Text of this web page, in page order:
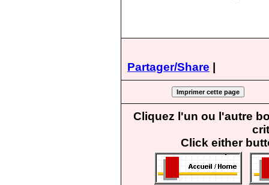
Partager/Share
Cliquez l'un ou l'autre
Click either